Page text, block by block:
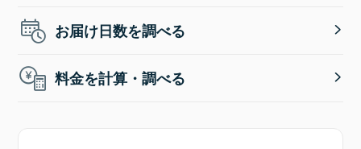
お届け日数を調べる
料金を計算・調べる